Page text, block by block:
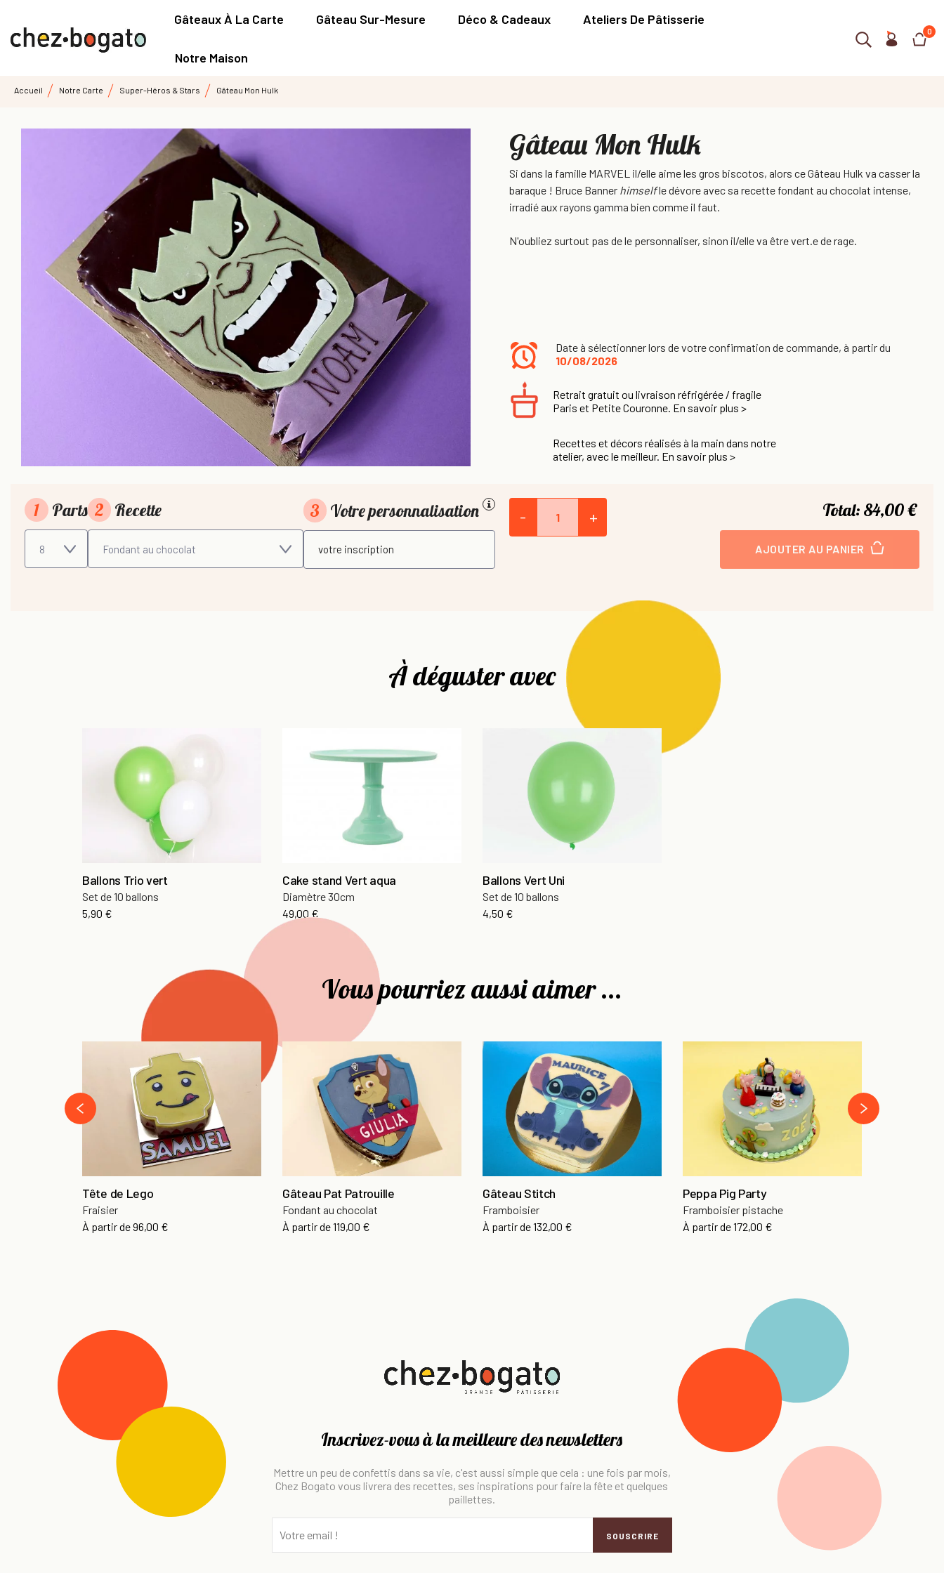
Gâteaux À La Carte Gâteau Sur-Mesure Déco & Cadeaux Ateliers De Pâtisserie
Notre Maison
0
Accueil Notre Carte Super-Héros & Stars Gâteau Mon Hulk
Gâteau Mon Hulk
Si dans la famille MARVEL il/elle aime les gros biscotos, alors ce Gâteau Hulk va casser la
baraque ! Bruce Banner himselfle dévore avec sa recette fondant au chocolat intense,
irradié aux rayons gamma bien comme il faut.
N'oubliez surtout pas de le personnaliser, sinon il/elle va être vert.e de rage.
Date à sélectionner lors de votre confirmation de commande, à partir du
10/08/2026
Retrait gratuit ou livraison réfrigérée / fragile
Paris et Petite Couronne. En savoir plus >
Recettes et décors réalisés à la main dans notre
atelier, avec le meilleur. En savoir plus >
1 Parts 2 Recette 3 Votre personnalisation - + Total: 84,00 €
AJOUTER AU PANIER
À déguster avec
Ballons Trio vert
Set de 10 ballons
Prix
5,90 €
Cake stand Vert aqua
Diamètre 30cm
Prix
49,00 €
Ballons Vert Uni
Set de 10 ballons
Prix
4,50 €
Vous pourriez aussi aimer ...
Tête de Lego
Fraisier
À partir de96,00 €
Gâteau Pat Patrouille
Fondant au chocolat
À partir de119,00 €
Gâteau Stitch
Framboisier
À partir de132,00 €
Peppa Pig Party
Framboisier pistache
À partir de172,00 €
‹
›
Inscrivez-vous à la meilleure des newsletters
Mettre un peu de confettis dans sa vie, c'est aussi simple que cela : une fois par mois,
Chez Bogato vous livrera des recettes, ses inspirations pour faire la fête et quelques
paillettes.
SOUSCRIRE